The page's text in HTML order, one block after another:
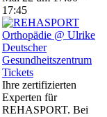
17:45
Tickets
Ihre zertifizierten
Experten für
REHASPORT. Bei